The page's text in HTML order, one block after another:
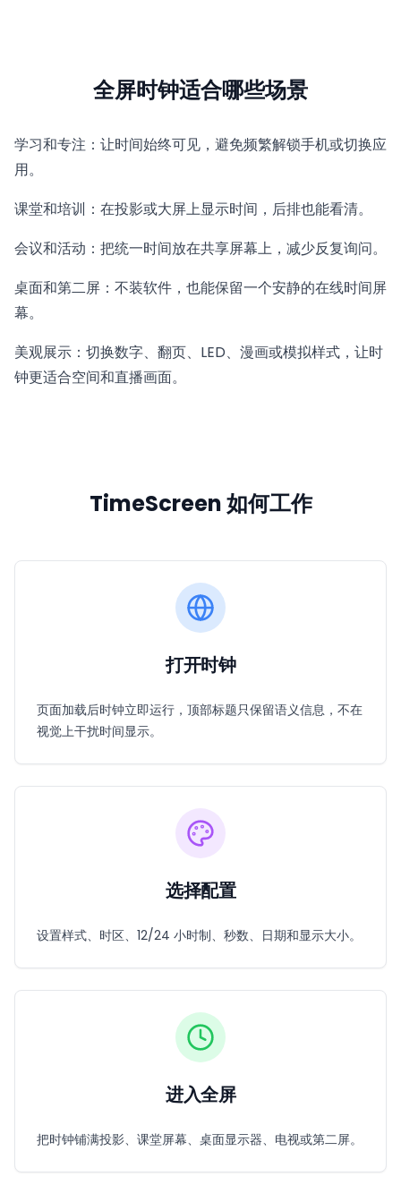
全屏时钟适合哪些场景
学习和专注：让时间始终可见，避免频繁解锁手机或切换应
用。
课堂和培训：在投影或大屏上显示时间，后排也能看清。
会议和活动：把统一时间放在共享屏幕上，减少反复询问。
桌面和第二屏：不装软件，也能保留一个安静的在线时间屏
幕。
美观展示：切换数字、翻页、LED、漫画或模拟样式，让时
钟更适合空间和直播画面。
TimeScreen 如何工作
打开时钟
页面加载后时钟立即运行，顶部标题只保留语义信息，不在
视觉上干扰时间显示。
选择配置
设置样式、时区、12/24 小时制、秒数、日期和显示大小。
进入全屏
把时钟铺满投影、课堂屏幕、桌面显示器、电视或第二屏。